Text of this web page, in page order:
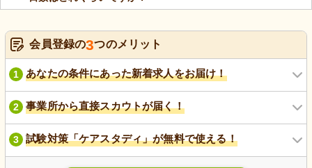
会員登録の3つのメリット
1 あなたの条件にあった新着求人をお届け！
2 事業所から直接スカウトが届く！
3 試験対策「ケアスタディ」が無料で使える！